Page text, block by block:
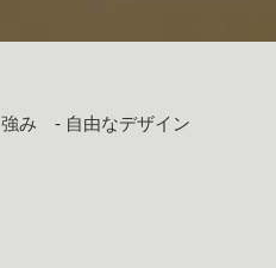
強み - 自由なデザイン